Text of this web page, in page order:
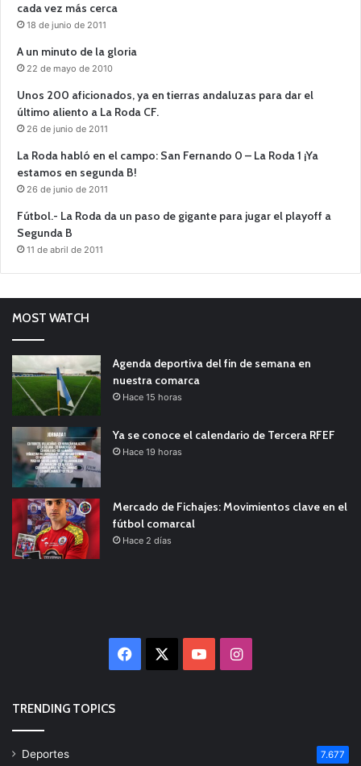
cada vez más cerca
18 de junio de 2011
A un minuto de la gloria
22 de mayo de 2010
Unos 200 aficionados, ya en tierras andaluzas para dar el
último aliento a La Roda CF.
26 de junio de 2011
La Roda habló en el campo: San Fernando 0 – La Roda 1 ¡Ya
estamos en segunda B!
26 de junio de 2011
Fútbol.- La Roda da un paso de gigante para jugar el playoff a
Segunda B
11 de abril de 2011
MOST WATCH
Agenda deportiva del fin de semana en
nuestra comarca
Hace 15 horas
Ya se conoce el calendario de Tercera RFEF
Hace 19 horas
Mercado de Fichajes: Movimientos clave en el
fútbol comarcal
Hace 2 días
Facebook YouTubeInstagram
TRENDING TOPICS
Deportes 7.677